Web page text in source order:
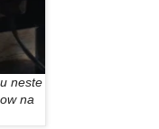
neste
na